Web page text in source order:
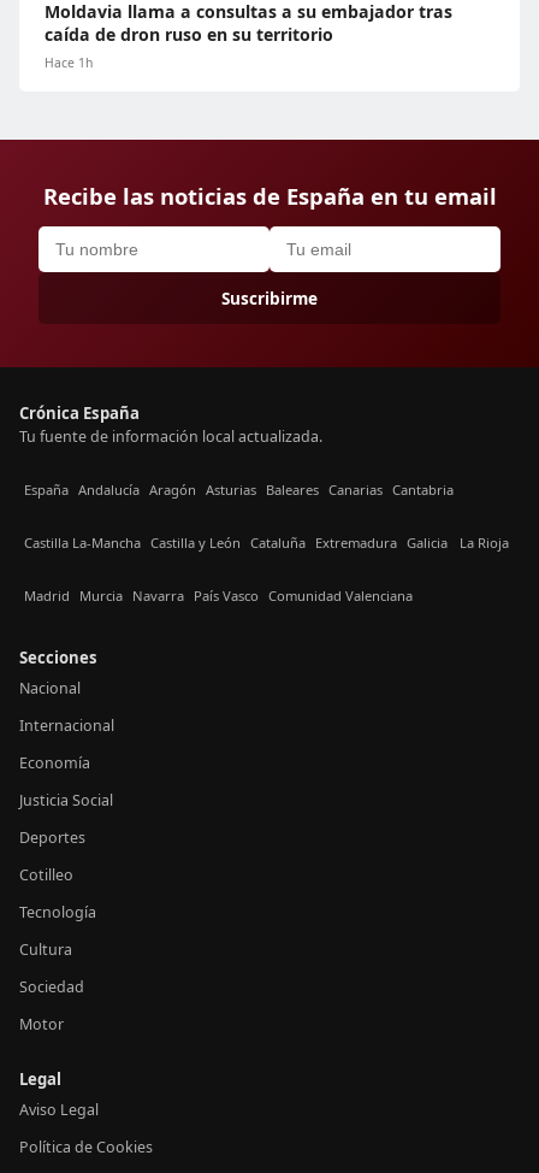
Moldavia llama a consultas a su embajador tras
caída de dron ruso en su territorio
Hace 1h
Recibe las noticias de España en tu email
Suscribirme
Crónica España
Tu fuente de información local actualizada.
España Andalucía Aragón Asturias Baleares Canarias Cantabria
Castilla La-Mancha Castilla y León Cataluña Extremadura Galicia La Rioja
Madrid Murcia Navarra País Vasco Comunidad Valenciana
Secciones
Nacional
Internacional
Economía
Justicia Social
Deportes
Cotilleo
Tecnología
Cultura
Sociedad
Motor
Legal
Aviso Legal
Política de Cookies